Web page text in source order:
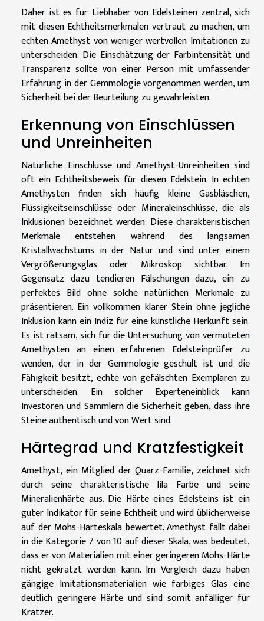
Daher ist es für Liebhaber von Edelsteinen zentral, sich
mit diesen Echtheitsmerkmalen vertraut zu machen, um
echten Amethyst von weniger wertvollen Imitationen zu
unterscheiden. Die Einschätzung der Farbintensität und
Transparenz sollte von einer Person mit umfassender
Erfahrung in der Gemmologie vorgenommen werden, um
Sicherheit bei der Beurteilung zu gewährleisten.
Erkennung von Einschlüssen
und Unreinheiten
Natürliche Einschlüsse und Amethyst-Unreinheiten sind
oft ein Echtheitsbeweis für diesen Edelstein. In echten
Amethysten finden sich häufig kleine Gasbläschen,
Flüssigkeitseinschlüsse oder Mineraleinschlüsse, die als
Inklusionen bezeichnet werden. Diese charakteristischen
Merkmale entstehen während des langsamen
Kristallwachstums in der Natur und sind unter einem
Vergrößerungsglas oder Mikroskop sichtbar. Im
Gegensatz dazu tendieren Fälschungen dazu, ein zu
perfektes Bild ohne solche natürlichen Merkmale zu
präsentieren. Ein vollkommen klarer Stein ohne jegliche
Inklusion kann ein Indiz für eine künstliche Herkunft sein.
Es ist ratsam, sich für die Untersuchung von vermuteten
Amethysten an einen erfahrenen Edelsteinprüfer zu
wenden, der in der Gemmologie geschult ist und die
Fähigkeit besitzt, echte von gefälschten Exemplaren zu
unterscheiden. Ein solcher Experteneinblick kann
Investoren und Sammlern die Sicherheit geben, dass ihre
Steine authentisch und von Wert sind.
Härtegrad und Kratzfestigkeit
Amethyst, ein Mitglied der Quarz-Familie, zeichnet sich
durch seine charakteristische lila Farbe und seine
Mineralienhärte aus. Die Härte eines Edelsteins ist ein
guter Indikator für seine Echtheit und wird üblicherweise
auf der Mohs-Härteskala bewertet. Amethyst fällt dabei
in die Kategorie 7 von 10 auf dieser Skala, was bedeutet,
dass er von Materialien mit einer geringeren Mohs-Härte
nicht gekratzt werden kann. Im Vergleich dazu haben
gängige Imitationsmaterialien wie farbiges Glas eine
deutlich geringere Härte und sind somit anfälliger für
Kratzer.